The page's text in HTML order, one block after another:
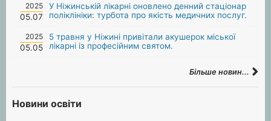
2025
05.07
У Ніжинській лікарні оновлено денний стаціонар
поліклініки: турбота про якість медичних послуг.
2025
05.05
5 травня у Ніжині привітали акушерок міської
лікарні із професійним святом.
Більше новин...
Новини освіти